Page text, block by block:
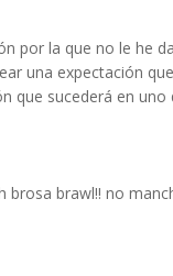
por la que no le he
una expectación que
que sucederá en uno
brosa brawl!! no